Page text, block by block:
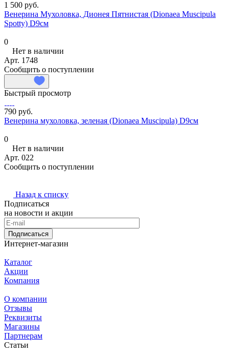
1 500 руб.
Венерина Мухоловка, Дионея Пятнистая (Dionaea Muscipula
Spotty) D9см
0
Нет в наличии
Арт. 1748
Сообщить о поступлении
Быстрый просмотр
790 руб.
Венерина мухоловка, зеленая (Dionaea Muscipula) D9см
0
Нет в наличии
Арт. 022
Сообщить о поступлении
Назад к списку
Подписаться
на новости и акции
Подписаться
Интернет-магазин
Каталог
Акции
Компания
О компании
Отзывы
Реквизиты
Магазины
Партнерам
Статьи